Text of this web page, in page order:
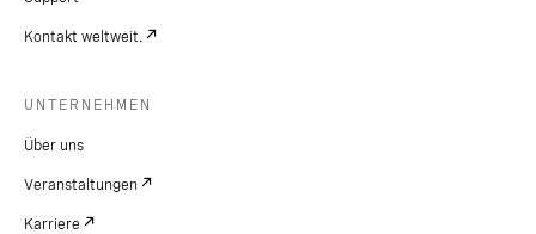
Kontakt weltweit.
UNTERNEHMEN
Über uns
Veranstaltungen
Karriere